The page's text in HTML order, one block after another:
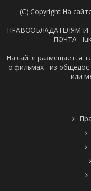
(C) Copyright На
ПРАВООБЛАДАТЕЛЯМ
ПОЧТА -
На сайте размещается
о фильмах - из
или